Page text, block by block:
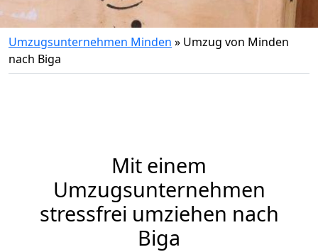
Umzugsunternehmen Minden » Umzug von Minden
nach Biga
Mit einem
Umzugsunternehmen
stressfrei umziehen nach
Biga